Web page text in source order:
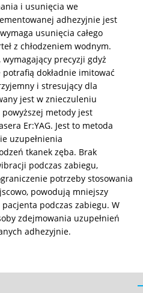
i usunięcia we
adhezyjnie jest
usunięcia całego
z chłodzeniem wodnym.
precyzji gdyż
potrafią dokładnie imitować
i stresujący dla
jest w znieczuleniu
metody jest
Er:YAG. Jest to metoda
uzupełnienia
tkanek zęba. Brak
podczas zabiegu,
potrzeby stosowania
powodują mniejszy
podczas zabiegu. W
zdejmowania uzupełnień
adhezyjnie.